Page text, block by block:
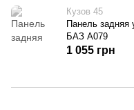
Кузов 45
Панель задняя
БАЗ А079
1 055 грн